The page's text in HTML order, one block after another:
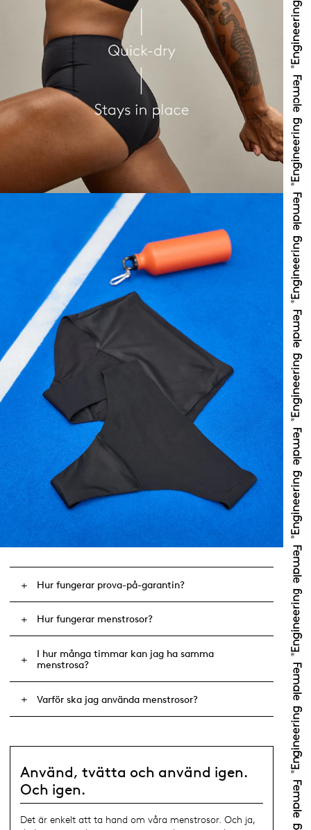
Hur fungerar prova-på-garantin?
Hur fungerar menstrosor?
I hur många timmar kan jag ha samma
menstrosa?
Varför ska jag använda menstrosor?
Använd, tvätta och använd igen.
Och igen.
Det är enkelt att ta hand om våra menstrosor. Och ja,